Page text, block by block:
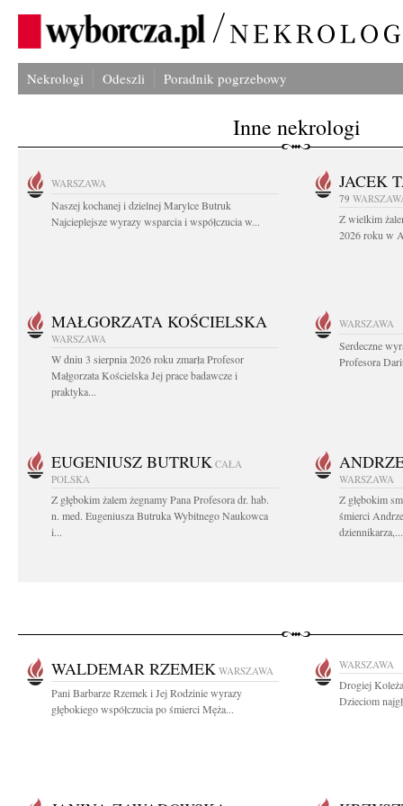
Nekrologi Odeszli Poradnik pogrzebowy
Inne nekrologi
WARSZAWA
Naszej kochanej i dzielnej Marylce Butruk
Najcieplejsze wyrazy wsparcia i współczucia w...
JACEK
79
Z wielkim
2026 roku w
MAŁGORZATA KOŚCIELSKA
WARSZAWA
W dniu 3 sierpnia 2026 roku zmarła Profesor
Małgorzata Kościelska Jej prace badawcze i
praktyka...
WARSZAWA
Serdeczne
Profesora
EUGENIUSZ BUTRUK CAŁA
POLSKA
Z głębokim żalem żegnamy Pana Profesora dr. hab.
n. med. Eugeniusza Butruka Wybitnego Naukowca
i...
WARSZAWA
Z głębokim
śmierci
dziennikarza,...
WALDEMAR RZEMEK WARSZAWA
Pani Barbarze Rzemek i Jej Rodzinie wyrazy
głębokiego współczucia po śmierci Męża...
WARSZAWA
Drogiej
Dzieciom